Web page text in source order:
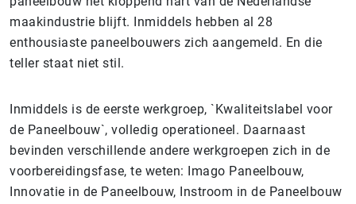
maakindustrie blijft. Inmiddels hebben al 28
enthousiaste paneelbouwers zich aangemeld. En die
teller staat niet stil.
Inmiddels is de eerste werkgroep, `Kwaliteitslabel voor
de Paneelbouw`, volledig operationeel. Daarnaast
bevinden verschillende andere werkgroepen zich in de
voorbereidingsfase, te weten: Imago Paneelbouw,
Innovatie in de Paneelbouw, Instroom in de Paneelbouw